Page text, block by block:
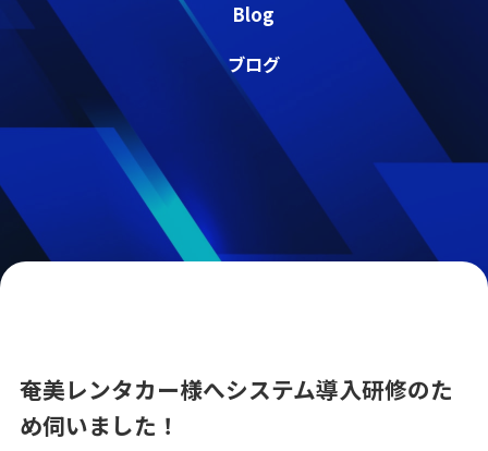
Blog
ブログ
奄美レンタカー様へシステム導入研修のた
め伺いました！